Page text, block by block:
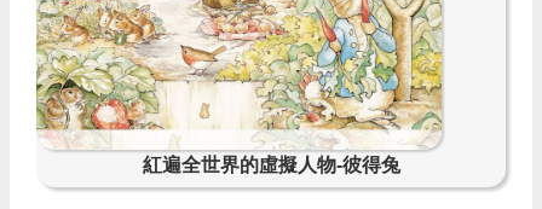
紅遍全世界的虛擬人物-彼得兔